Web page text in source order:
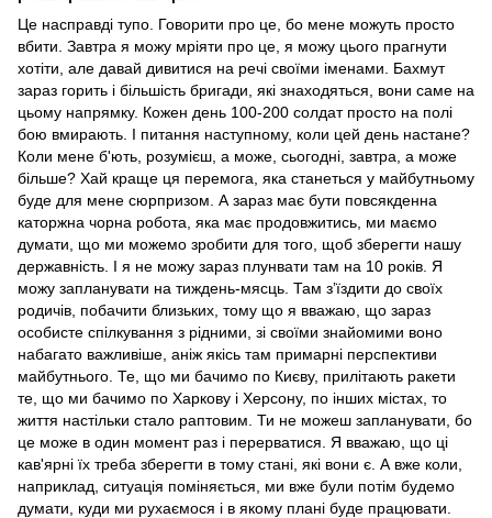
Це насправді тупо. Говорити про це, бо мене можуть просто
вбити. Завтра я можу мріяти про це, я можу цього прагнути
хотіти, але давай дивитися на речі своїми іменами. Бахмут
зараз горить і більшість бригади, які знаходяться, вони саме на
цьому напрямку. Кожен день 100-200 солдат просто на полі
бою вмирають. І питання наступному, коли цей день настане?
Коли мене б'ють, розумієш, а може, сьогодні, завтра, а може
більше? Хай краще ця перемога, яка станеться у майбутньому
буде для мене сюрпризом. А зараз має бути повсякденна
каторжна чорна робота, яка має продовжитись, ми маємо
думати, що ми можемо зробити для того, щоб зберегти нашу
державність. І я не можу зараз плунвати там на 10 років. Я
можу запланувати на тиждень-мясць. Там зʼїздити до своїх
родичів, побачити близьких, тому що я вважаю, що зараз
особисте спілкування з рідними, зі своїми знайомими воно
набагато важливіше, аніж якісь там примарні перспективи
майбутнього. Те, що ми бачимо по Києву, прилітають ракети
те, що ми бачимо по Харкову і Херсону, по інших містах, то
життя настільки стало раптовим. Ти не можеш запланувати, бо
це може в один момент раз і перерватися. Я вважаю, що ці
кав'ярні їх треба зберегти в тому стані, які вони є. А вже коли,
наприклад, ситуація поміняється, ми вже були потім будемо
думати, куди ми рухаємося і в якому плані буде працювати.